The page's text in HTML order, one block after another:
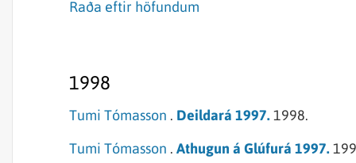
Raða eftir höfundum
1998
Tumi Tómasson . Deildará 1997.1998.
Tumi Tómasson . Athugun á Glúfurá 1997.